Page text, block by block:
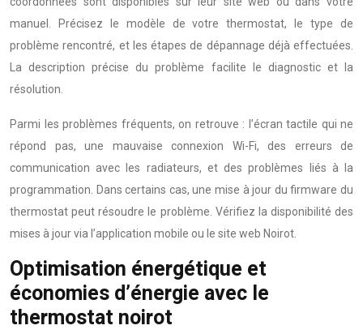
manuel. Précisez le modèle de votre thermostat, le type de
problème rencontré, et les étapes de dépannage déjà effectuées.
La description précise du problème facilite le diagnostic et la
résolution.
Parmi les problèmes fréquents, on retrouve : l’écran tactile qui ne
répond pas, une mauvaise connexion Wi-Fi, des erreurs de
communication avec les radiateurs, et des problèmes liés à la
programmation. Dans certains cas, une mise à jour du firmware du
thermostat peut résoudre le problème. Vérifiez la disponibilité des
mises à jour via l’application mobile ou le site web Noirot.
Optimisation énergétique et
économies d’énergie avec le
thermostat noirot